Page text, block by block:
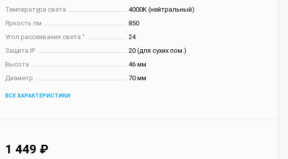
Температура света
4000K (нейтральный)
Яркость лм
850
Угол рассеивания света °
24
Защита IP
20 (для сухих пом.)
Высота
46 мм
Диаметр
70 мм
ВСЕ ХАРАКТЕРИСТИКИ
1 449 ₽